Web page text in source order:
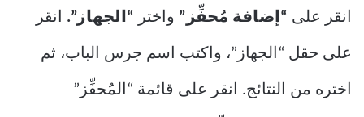
انقر على “إضافة مُحفِّز” واختر “الجهاز”. انقر
على حقل “الجهاز”، واكتب اسم جرس الباب، ثم
اختره من النتائج. انقر على قائمة “المُحفِّز”